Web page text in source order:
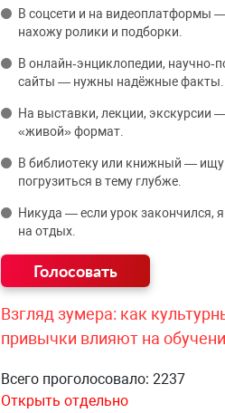
В соцсети и на видеоплатформы
нахожу ролики и подборки.
В онлайн‑энциклопедии,
сайты — нужны надёжные факты.
На выставки, лекции, экскурсии
«живой» формат.
В библиотеку или книжный — ищу
погрузиться в тему глубже.
Никуда — если урок закончился,
на отдых.
Взгляд зумера: как
привычки влияют на
Всего проголосовало: 2237
Открыть отдельно